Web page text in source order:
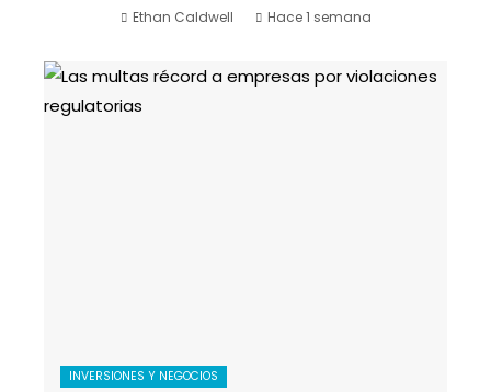
Ethan Caldwell Hace 1 semana
INVERSIONES Y NEGOCIOS